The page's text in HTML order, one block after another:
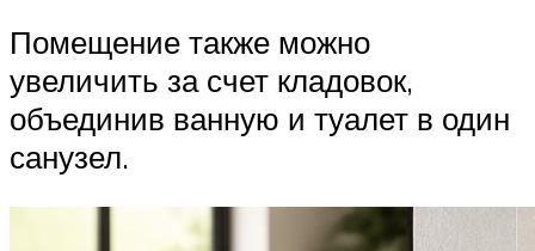
Помещение также можно
увеличить за счет кладовок,
объединив ванную и туалет в один
санузел.